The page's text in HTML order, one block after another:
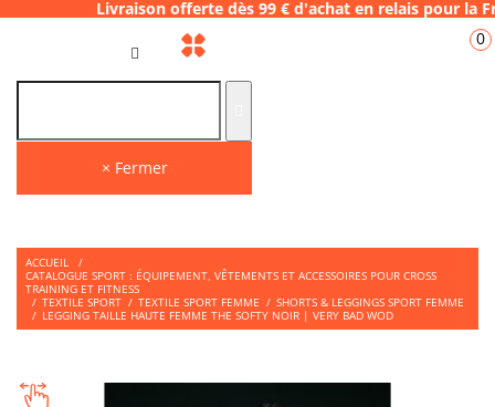
offerte dès 99 € d'achat en
× Fermer
0
ACCUEIL
/
CATALOGUE SPORT : ÉQUIPEMENT, VÊTEMENTS ET ACCESSOIRES POUR CROSS
TRAINING ET FITNESS
/ TEXTILE SPORT / TEXTILE SPORT FEMME / SHORTS & LEGGINGS SPORT FEMME
/ LEGGING TAILLE HAUTE FEMME THE SOFTY NOIR | VERY BAD WOD